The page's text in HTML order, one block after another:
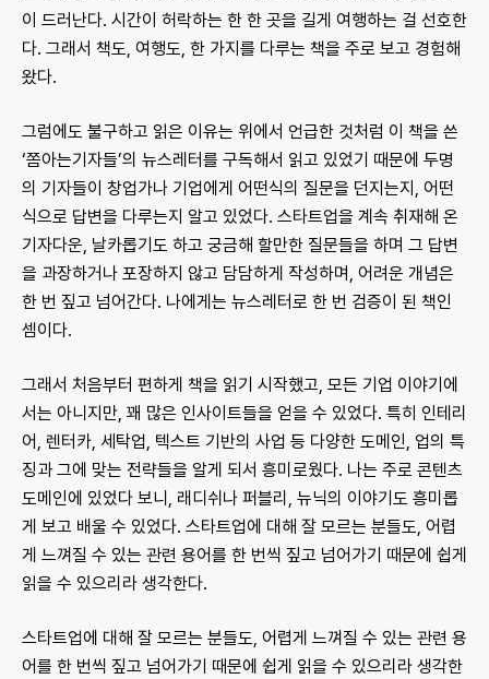
이 드러난다. 시간이 허락하는 한 한 곳을 길게 여행하는 걸 선호한
다. 그래서 책도, 여행도, 한 가지를 다루는 책을 주로 보고 경험해
왔다.
그럼에도 불구하고 읽은 이유는 위에서 언급한 것처럼 이 책을 쓴
‘쫌아는기자들’의 뉴스레터를 구독해서 읽고 있었기 때문에 두명
의 기자들이 창업가나 기업에게 어떤식의 질문을 던지는지, 어떤
식으로 답변을 다루는지 알고 있었다. 스타트업을 계속 취재해 온
기자다운, 날카롭기도 하고 궁금해 할만한 질문들을 하며 그 답변
을 과장하거나 포장하지 않고 담담하게 작성하며, 어려운 개념은
한 번 짚고 넘어간다. 나에게는 뉴스레터로 한 번 검증이 된 책인
셈이다.
그래서 처음부터 편하게 책을 읽기 시작했고, 모든 기업 이야기에
서는 아니지만, 꽤 많은 인사이트들을 얻을 수 있었다. 특히 인테리
어, 렌터카, 세탁업, 텍스트 기반의 사업 등 다양한 도메인, 업의 특
징과 그에 맞는 전략들을 알게 되서 흥미로웠다. 나는 주로 콘텐츠
도메인에 있었다 보니, 래디쉬나 퍼블리, 뉴닉의 이야기도 흥미롭
게 보고 배울 수 있었다. 스타트업에 대해 잘 모르는 분들도, 어렵
게 느껴질 수 있는 관련 용어를 한 번씩 짚고 넘어가기 때문에 쉽게
읽을 수 있으리라 생각한다.
스타트업에 대해 잘 모르는 분들도, 어렵게 느껴질 수 있는 관련 용
어를 한 번씩 짚고 넘어가기 때문에 쉽게 읽을 수 있으리라 생각한